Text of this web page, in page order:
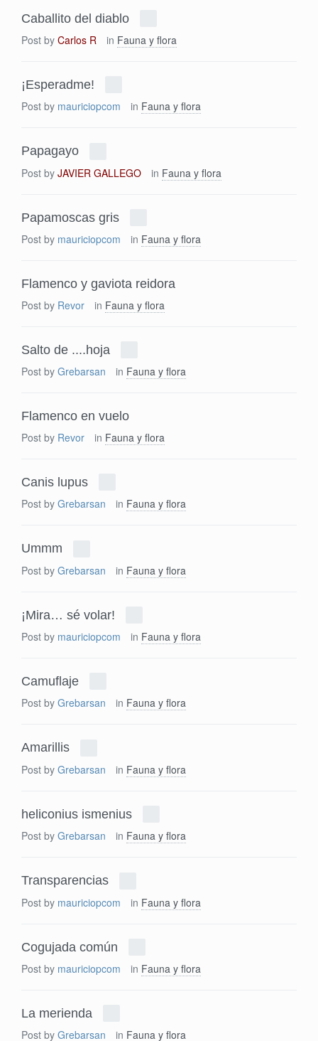
Caballito del diablo
Post by Carlos R in Fauna y flora
¡Esperadme!
Post by mauriciopcom in Fauna y flora
Papagayo
Post by JAVIER GALLEGO in Fauna y flora
Papamoscas gris
Post by mauriciopcom in Fauna y flora
Flamenco y gaviota reidora
Post by Revor in Fauna y flora
Salto de ....hoja
Post by Grebarsan in Fauna y flora
Flamenco en vuelo
Post by Revor in Fauna y flora
Canis lupus
Post by Grebarsan in Fauna y flora
Ummm
Post by Grebarsan in Fauna y flora
¡Mira… sé volar!
Post by mauriciopcom in Fauna y flora
Camuflaje
Post by Grebarsan in Fauna y flora
Amarillis
Post by Grebarsan in Fauna y flora
heliconius ismenius
Post by Grebarsan in Fauna y flora
Transparencias
Post by mauriciopcom in Fauna y flora
Cogujada común
Post by mauriciopcom in Fauna y flora
La merienda
Post by Grebarsan in Fauna y flora